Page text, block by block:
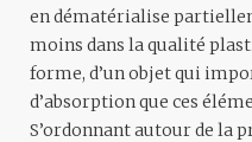
en dématérialise
moins dans la qualité
forme, d’un objet qui
d’absorption que ces
S’ordonnant autour de la